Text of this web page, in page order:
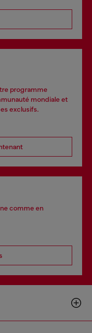
programme
mondiale et
exclusifs.
comme en